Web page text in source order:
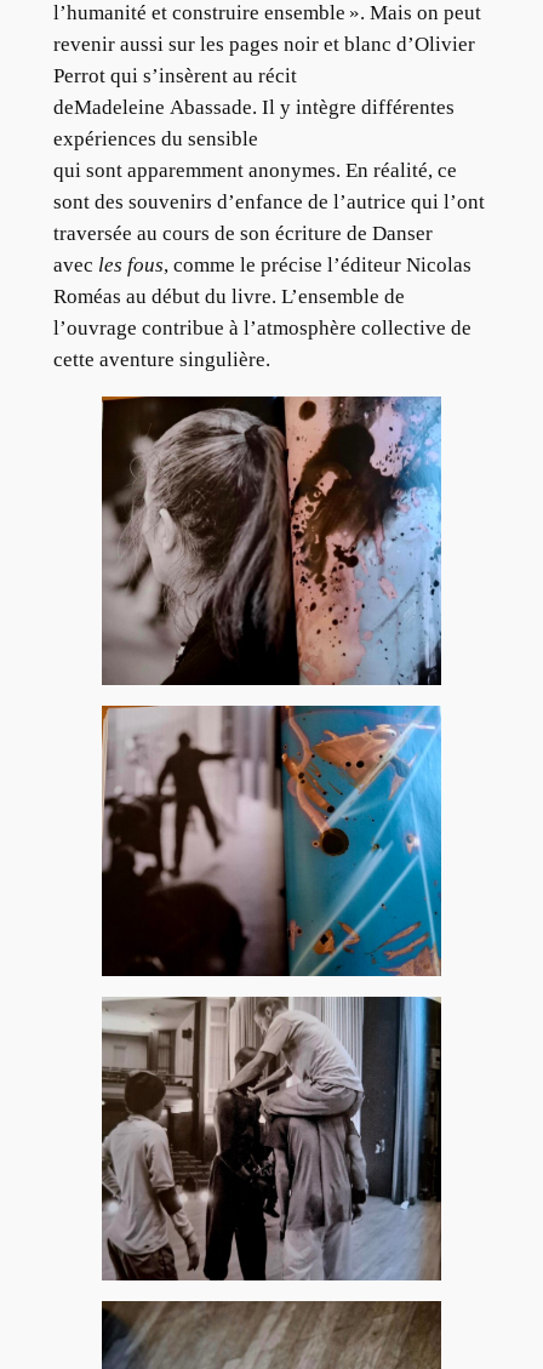
l’humanité et construire ensemble ». Mais on peut
revenir aussi sur les pages noir et blanc d’Olivier
Perrot qui s’insèrent au récit
deMadeleine Abassade. Il y intègre différentes
expériences du sensible
qui sont apparemment anonymes. En réalité, ce
sont des souvenirs d’enfance de l’autrice qui l’ont
traversée au cours de son écriture de Danser
avec les fous, comme le précise l’éditeur Nicolas
Roméas au début du livre. L’ensemble de
l’ouvrage contribue à l’atmosphère collective de
cette aventure singulière.